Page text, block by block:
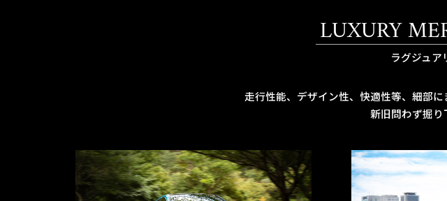
LUXURY
ラグジュア
走行性能、デザイン性、快適性等、細部
新旧問わず掘り